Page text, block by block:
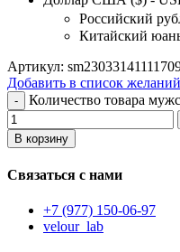
Российский
Китайский
Артикул:
Добавить в список желаний
Количество товара
В корзину
Связаться с нами
+7 (977) 150-06-97
velour_lab